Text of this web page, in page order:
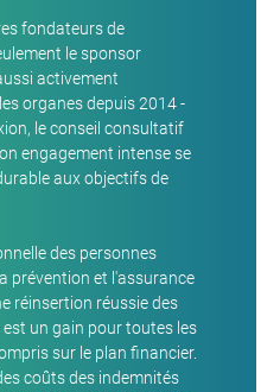
fondateurs de
le sponsor
activement
organes depuis 2014 -
le conseil consultatif
engagement intense se
aux objectifs de
des personnes
prévention et l'assurance
réinsertion réussie des
un gain pour toutes les
sur le plan financier.
coûts des indemnités